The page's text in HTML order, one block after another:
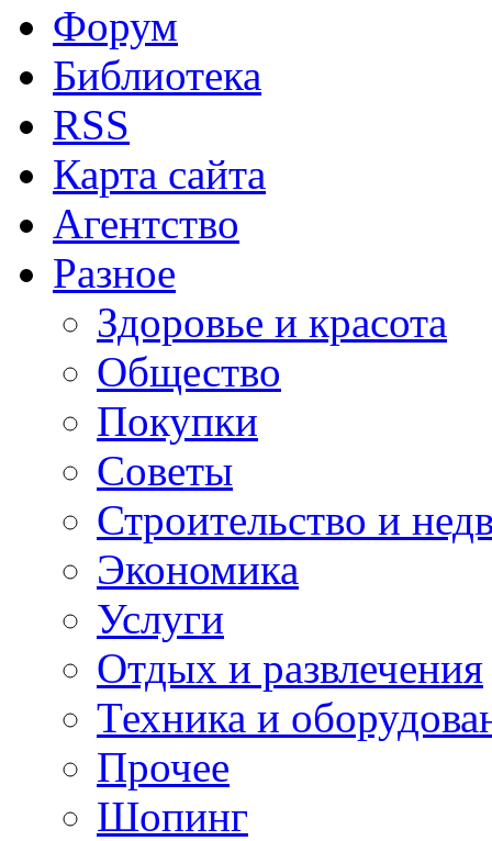
Форум
Библиотека
RSS
Карта сайта
Агентство
Разное
Здоровье и красота
Общество
Покупки
Советы
Строительство и
Экономика
Услуги
Отдых и развлечения
Техника и
Прочее
Шопинг